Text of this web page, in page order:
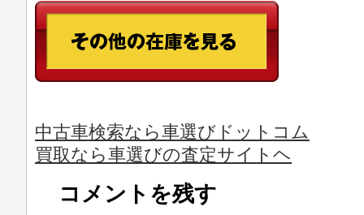
中古車検索なら車選びドットコム
買取なら車選びの査定サイトヘ
コメントを残す